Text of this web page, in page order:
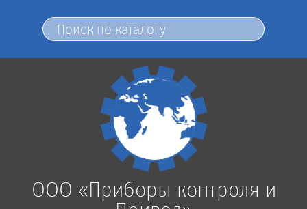
ООО «Приборы контроля и